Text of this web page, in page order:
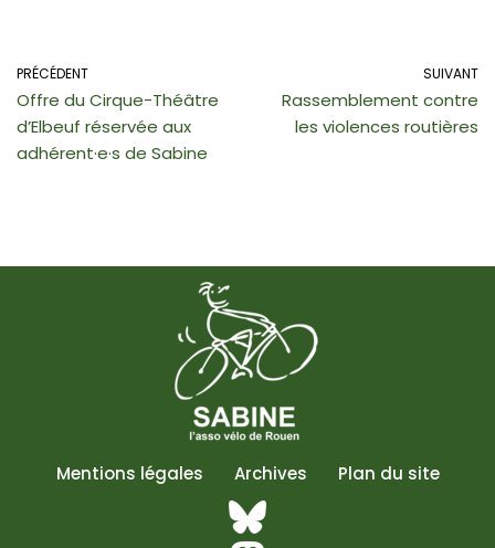
PRÉCÉDENT
Offre du Cirque-Théâtre
d’Elbeuf réservée aux
adhérent·e·s de Sabine
SUIVANT
Rassemblement contre
les violences routières
Mentions légales Archives Plan du site